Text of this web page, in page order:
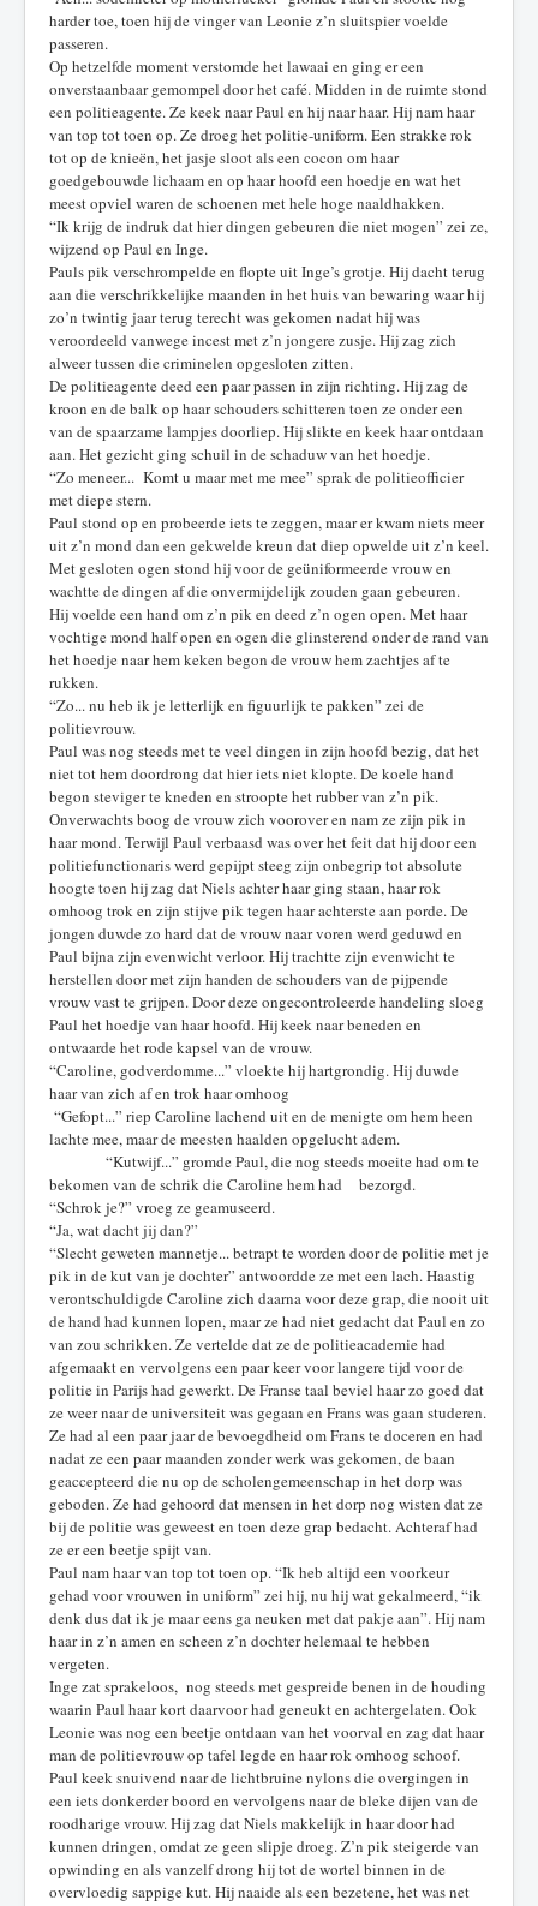
harder toe, toen hij de vinger van Leonie z’n sluitspier voelde
passeren.
Op hetzelfde moment verstomde het lawaai en ging er een
onverstaanbaar gemompel door het café. Midden in de ruimte stond
een politieagente. Ze keek naar Paul en hij naar haar. Hij nam haar
van top tot toen op. Ze droeg het politie-uniform. Een strakke rok
tot op de knieën, het jasje sloot als een cocon om haar
goedgebouwde lichaam en op haar hoofd een hoedje en wat het
meest opviel waren de schoenen met hele hoge naaldhakken.
“Ik krijg de indruk dat hier dingen gebeuren die niet mogen” zei ze,
wijzend op Paul en Inge.
Pauls pik verschrompelde en flopte uit Inge’s grotje. Hij dacht terug
aan die verschrikkelijke maanden in het huis van bewaring waar hij
zo’n twintig jaar terug terecht was gekomen nadat hij was
veroordeeld vanwege incest met z’n jongere zusje. Hij zag zich
alweer tussen die criminelen opgesloten zitten.
De politieagente deed een paar passen in zijn richting. Hij zag de
kroon en de balk op haar schouders schitteren toen ze onder een
van de spaarzame lampjes doorliep. Hij slikte en keek haar ontdaan
aan. Het gezicht ging schuil in de schaduw van het hoedje.
“Zo meneer... Komt u maar met me mee” sprak de politieofficier
met diepe stern.
Paul stond op en probeerde iets te zeggen, maar er kwam niets meer
uit z’n mond dan een gekwelde kreun dat diep opwelde uit z’n keel.
Met gesloten ogen stond hij voor de geüniformeerde vrouw en
wachtte de dingen af die onvermijdelijk zouden gaan gebeuren.
Hij voelde een hand om z’n pik en deed z’n ogen open. Met haar
vochtige mond half open en ogen die glinsterend onder de rand van
het hoedje naar hem keken begon de vrouw hem zachtjes af te
rukken.
“Zo... nu heb ik je letterlijk en figuurlijk te pakken” zei de
politievrouw.
Paul was nog steeds met te veel dingen in zijn hoofd bezig, dat het
niet tot hem doordrong dat hier iets niet klopte. De koele hand
begon steviger te kneden en stroopte het rubber van z’n pik.
Onverwachts boog de vrouw zich voorover en nam ze zijn pik in
haar mond. Terwijl Paul verbaasd was over het feit dat hij door een
politiefunctionaris werd gepijpt steeg zijn onbegrip tot absolute
hoogte toen hij zag dat Niels achter haar ging staan, haar rok
omhoog trok en zijn stijve pik tegen haar achterste aan porde. De
jongen duwde zo hard dat de vrouw naar voren werd geduwd en
Paul bijna zijn evenwicht verloor. Hij trachtte zijn evenwicht te
herstellen door met zijn handen de schouders van de pijpende
vrouw vast te grijpen. Door deze ongecontroleerde handeling sloeg
Paul het hoedje van haar hoofd. Hij keek naar beneden en
ontwaarde het rode kapsel van de vrouw.
“Caroline, godverdomme...” vloekte hij hartgrondig. Hij duwde
haar van zich af en trok haar omhoog
“Gefopt...” riep Caroline lachend uit en de menigte om hem heen
lachte mee, maar de meesten haalden opgelucht adem.
“Kutwijf...” gromde Paul, die nog steeds moeite had om te
bekomen van de schrik die Caroline hem had bezorgd.
“Schrok je?” vroeg ze geamuseerd.
“Ja, wat dacht jij dan?”
“Slecht geweten mannetje... betrapt te worden door de politie met je
pik in de kut van je dochter” antwoordde ze met een lach. Haastig
verontschuldigde Caroline zich daarna voor deze grap, die nooit uit
de hand had kunnen lopen, maar ze had niet gedacht dat Paul en zo
van zou schrikken. Ze vertelde dat ze de politieacademie had
afgemaakt en vervolgens een paar keer voor langere tijd voor de
politie in Parijs had gewerkt. De Franse taal beviel haar zo goed dat
ze weer naar de universiteit was gegaan en Frans was gaan studeren.
Ze had al een paar jaar de bevoegdheid om Frans te doceren en had
nadat ze een paar maanden zonder werk was gekomen, de baan
geaccepteerd die nu op de scholengemeenschap in het dorp was
geboden. Ze had gehoord dat mensen in het dorp nog wisten dat ze
bij de politie was geweest en toen deze grap bedacht. Achteraf had
ze er een beetje spijt van.
Paul nam haar van top tot toen op. “Ik heb altijd een voorkeur
gehad voor vrouwen in uniform” zei hij, nu hij wat gekalmeerd, “ik
denk dus dat ik je maar eens ga neuken met dat pakje aan”. Hij nam
haar in z’n amen en scheen z’n dochter helemaal te hebben
vergeten.
Inge zat sprakeloos, nog steeds met gespreide benen in de houding
waarin Paul haar kort daarvoor had geneukt en achtergelaten. Ook
Leonie was nog een beetje ontdaan van het voorval en zag dat haar
man de politievrouw op tafel legde en haar rok omhoog schoof.
Paul keek snuivend naar de lichtbruine nylons die overgingen in
een iets donkerder boord en vervolgens naar de bleke dijen van de
roodharige vrouw. Hij zag dat Niels makkelijk in haar door had
kunnen dringen, omdat ze geen slipje droeg. Z’n pik steigerde van
opwinding en als vanzelf drong hij tot de wortel binnen in de
overvloedig sappige kut. Hij naaide als een bezetene, het was net